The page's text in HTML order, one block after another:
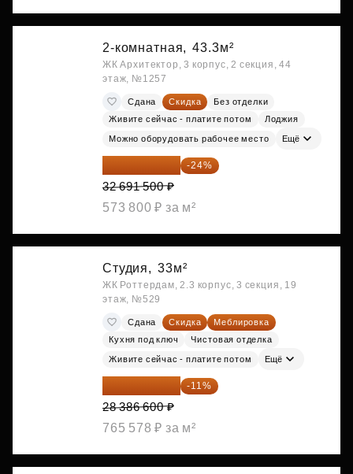
2-комнатная, 43.3м²
ЖК Архитектор, 3 корпус, 2 секция, 44
этаж, №1257
Сдана Скидка
Без отделки
Живите сейчас - платите потом
Лоджия
Можно оборудовать рабочее место Ещё
24 845 540 ₽ -24%
32 691 500 ₽
573 800 ₽ за м²
Студия, 33м²
ЖК Роттердам, 2.3 корпус, 3 секция, 19
этаж, №529
Сдана Скидка
Меблировка
Кухня под ключ
Чистовая отделка
Живите сейчас - платите потом Ещё
25 264 074 ₽ -11%
28 386 600 ₽
765 578 ₽ за м²